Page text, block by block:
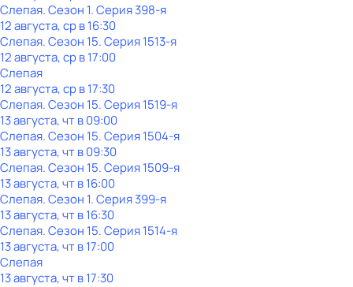
Слепая. Сезон 1. Серия 398-я
12 августа, ср в 16:30
Слепая. Сезон 15. Серия 1513-я
12 августа, ср в 17:00
Слепая
12 августа, ср в 17:30
Слепая. Сезон 15. Серия 1519-я
13 августа, чт в 09:00
Слепая. Сезон 15. Серия 1504-я
13 августа, чт в 09:30
Слепая. Сезон 15. Серия 1509-я
13 августа, чт в 16:00
Слепая. Сезон 1. Серия 399-я
13 августа, чт в 16:30
Слепая. Сезон 15. Серия 1514-я
13 августа, чт в 17:00
Слепая
13 августа, чт в 17:30